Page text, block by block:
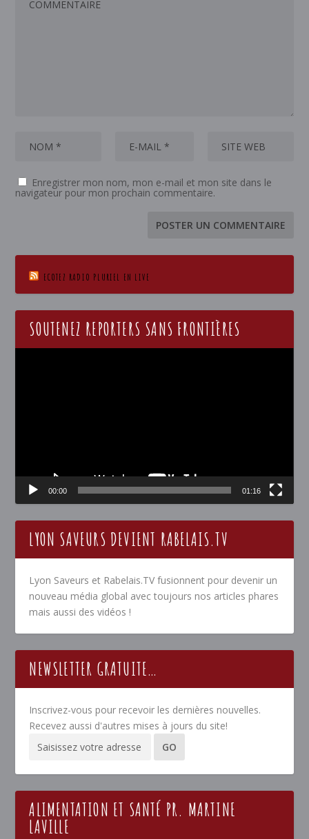
Enregistrer mon nom, mon e-mail et mon site dans le
navigateur pour mon prochain commentaire.
ECOTEZ RADIO PLURIEL EN LIVE
SOUTENEZ REPORTERS SANS FRONTIÈRES
00:00 01:16
LYON SAVEURS DEVIENT RABELAIS.TV
Lyon Saveurs et Rabelais.TV fusionnent pour devenir un
nouveau média global avec toujours nos articles phares
mais aussi des vidéos !
NEWSLETTER GRATUITE…
Inscrivez-vous pour recevoir les dernières nouvelles.
Recevez aussi d'autres mises à jours du site!
ALIMENTATION ET SANTÉ PR. MARTINE
LAVILLE